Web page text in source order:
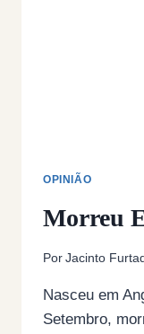
OPINIÃO
Morreu
Por Jacinto
Nasceu em
Setembro,